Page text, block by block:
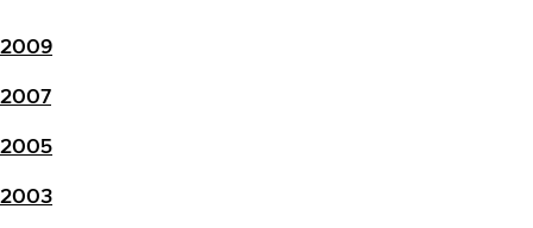
2009
2007
2005
2003